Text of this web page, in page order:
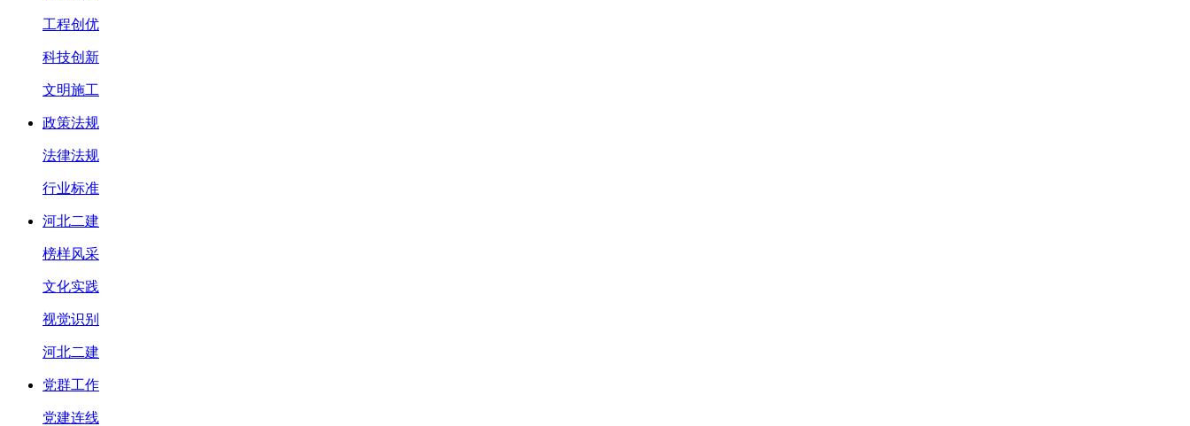
工程创优
科技创新
文明施工
政策法规
法律法规
行业标准
河北二建
榜样风采
文化实践
视觉识别
河北二建
党群工作
党建连线